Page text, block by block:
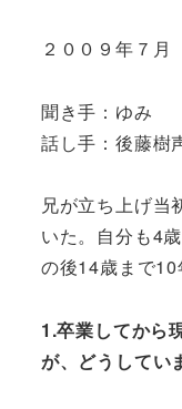
２００９年７月
聞き手：ゆみ
話し手：後藤樹
兄が立ち上げ当
いた。自分も4
の後14歳まで10
1.卒業してから
が、どうしてい